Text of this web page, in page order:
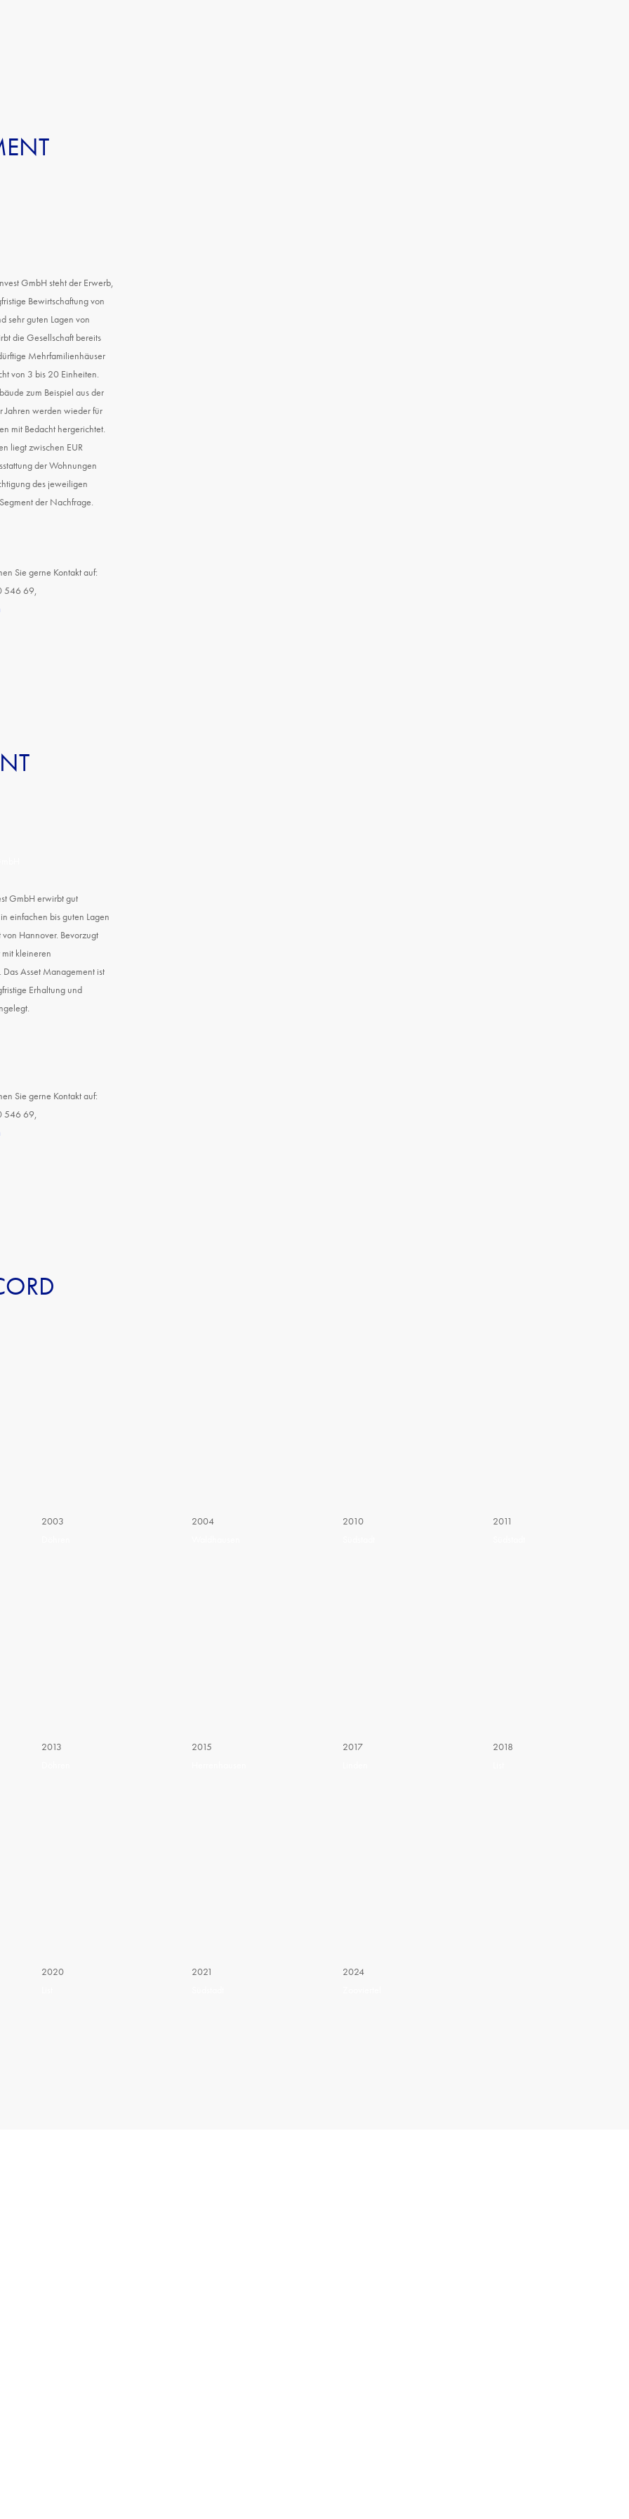
GmbH steht der Erwerb,
Bewirtschaftung von
sehr guten Lagen von
die Gesellschaft bereits
Mehrfamilienhäuser
von 3 bis 20 Einheiten.
zum Beispiel aus der
Jahren werden wieder für
mit Bedacht hergerichtet.
liegt zwischen EUR
der Wohnungen
des jeweiligen
der Nachfrage.
Sie gerne Kontakt auf:
546 69,
GmbH erwirbt gut
einfachen bis guten Lagen
Hannover. Bevorzugt
kleineren
Asset Management ist
Erhaltung und
Sie gerne Kontakt auf:
546 69,
2003
2004
2010
2011
2013
2015
2017
2018
2020
2021
2024